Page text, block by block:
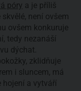
póry a je příliš
není ovšem
ovšem konkuruje
tedy nezanáší
dýchat.
zklidňuje
i sluncem, má
a vytváří